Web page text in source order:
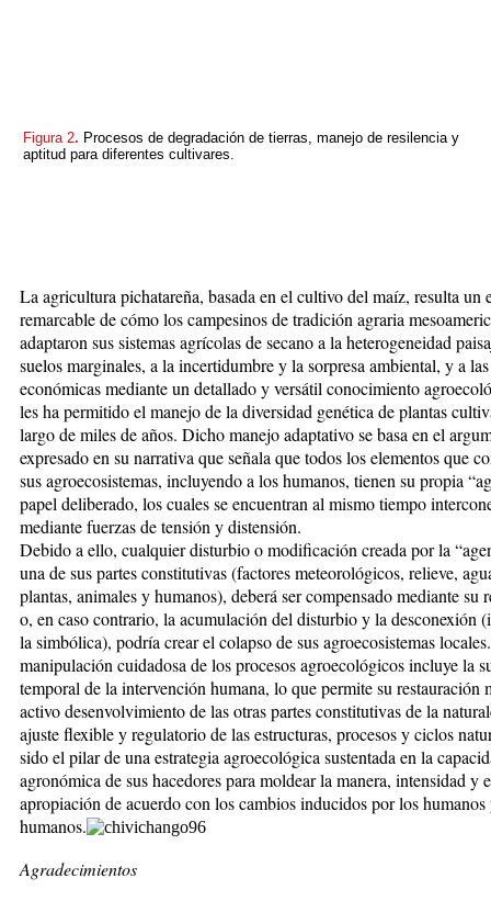
Figura 2. Procesos de degradación de tierras, manejo de resilencia y
aptitud para diferentes cultivares.
La agricultura pichatareña, basada en el cultivo del maíz, resulta un
remarcable de cómo los campesinos de tradición agraria
adaptaron sus sistemas agrícolas de secano a la heterogeneidad
suelos marginales, a la incertidumbre y la sorpresa ambiental, y a
económicas mediante un detallado y versátil conocimiento
les ha permitido el manejo de la diversidad genética de plantas
largo de miles de años. Dicho manejo adaptativo se basa en el
expresado en su narrativa que señala que todos los elementos que
sus agroecosistemas, incluyendo a los humanos, tienen su propia
papel deliberado, los cuales se encuentran al mismo tiempo
mediante fuerzas de tensión y distensión.
Debido a ello, cualquier disturbio o modificación creada por la
una de sus partes constitutivas (factores meteorológicos, relieve,
plantas, animales y humanos), deberá ser compensado mediante su
o, en caso contrario, la acumulación del disturbio y la desconexión
la simbólica), podría crear el colapso de sus agroecosistemas
manipulación cuidadosa de los procesos agroecológicos incluye la
temporal de la intervención humana, lo que permite su restauración
activo desenvolvimiento de las otras partes constitutivas de la
ajuste flexible y regulatorio de las estructuras, procesos y ciclos
sido el pilar de una estrategia agroecológica sustentada en la
agronómica de sus hacedores para moldear la manera, intensidad y
apropiación de acuerdo con los cambios inducidos por los
humanos.
Agradecimientos